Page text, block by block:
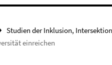
Studien der Inklusion,
einreichen